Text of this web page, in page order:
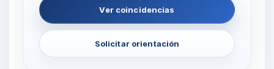
Ver coincidencias
Solicitar orientación